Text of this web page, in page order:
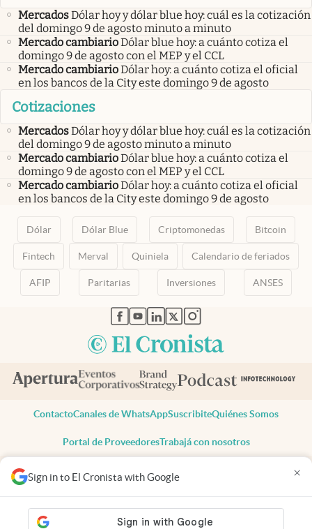
Sign in to El Cronista with Google ×
MercadosDólar hoy y dólar blue hoy: cuál es la cotización
del domingo 9 de agosto minuto a minuto
Mercado cambiarioDólar blue hoy: a cuánto cotiza el
domingo 9 de agosto con el MEP y el CCL
Mercado cambiarioDólar hoy: a cuánto cotiza el oficial
en los bancos de la City este domingo 9 de agosto
Cotizaciones
MercadosDólar hoy y dólar blue hoy: cuál es la cotización
del domingo 9 de agosto minuto a minuto
Mercado cambiarioDólar blue hoy: a cuánto cotiza el
domingo 9 de agosto con el MEP y el CCL
Mercado cambiarioDólar hoy: a cuánto cotiza el oficial
en los bancos de la City este domingo 9 de agosto
Dólar Dólar Blue Criptomonedas Bitcoin
Fintech Merval Quiniela Calendario de feriados
AFIP Paritarias Inversiones ANSES
abre en nueva pestaña
abre en nueva pestaña
abre en nueva pestaña
abre en nueva pestaña
abre en nueva pestaña
ContactoCanales de WhatsAppSuscribiteQuiénes Somos
Portal de ProveedoresTrabajá con nosotros
Todos los derechos reservados
Privacidad
Consentimiento